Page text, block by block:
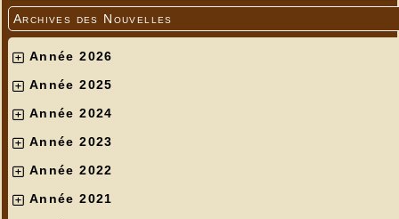
Archives des Nouvelles
Année 2026
Année 2025
Année 2024
Année 2023
Année 2022
Année 2021